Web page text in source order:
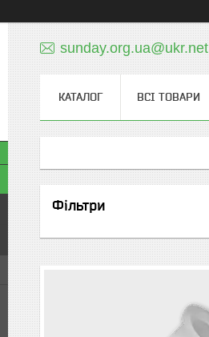
sunday.org.ua@ukr.net
КАТАЛОГ ВСІ ТОВАРИ
Фільтри